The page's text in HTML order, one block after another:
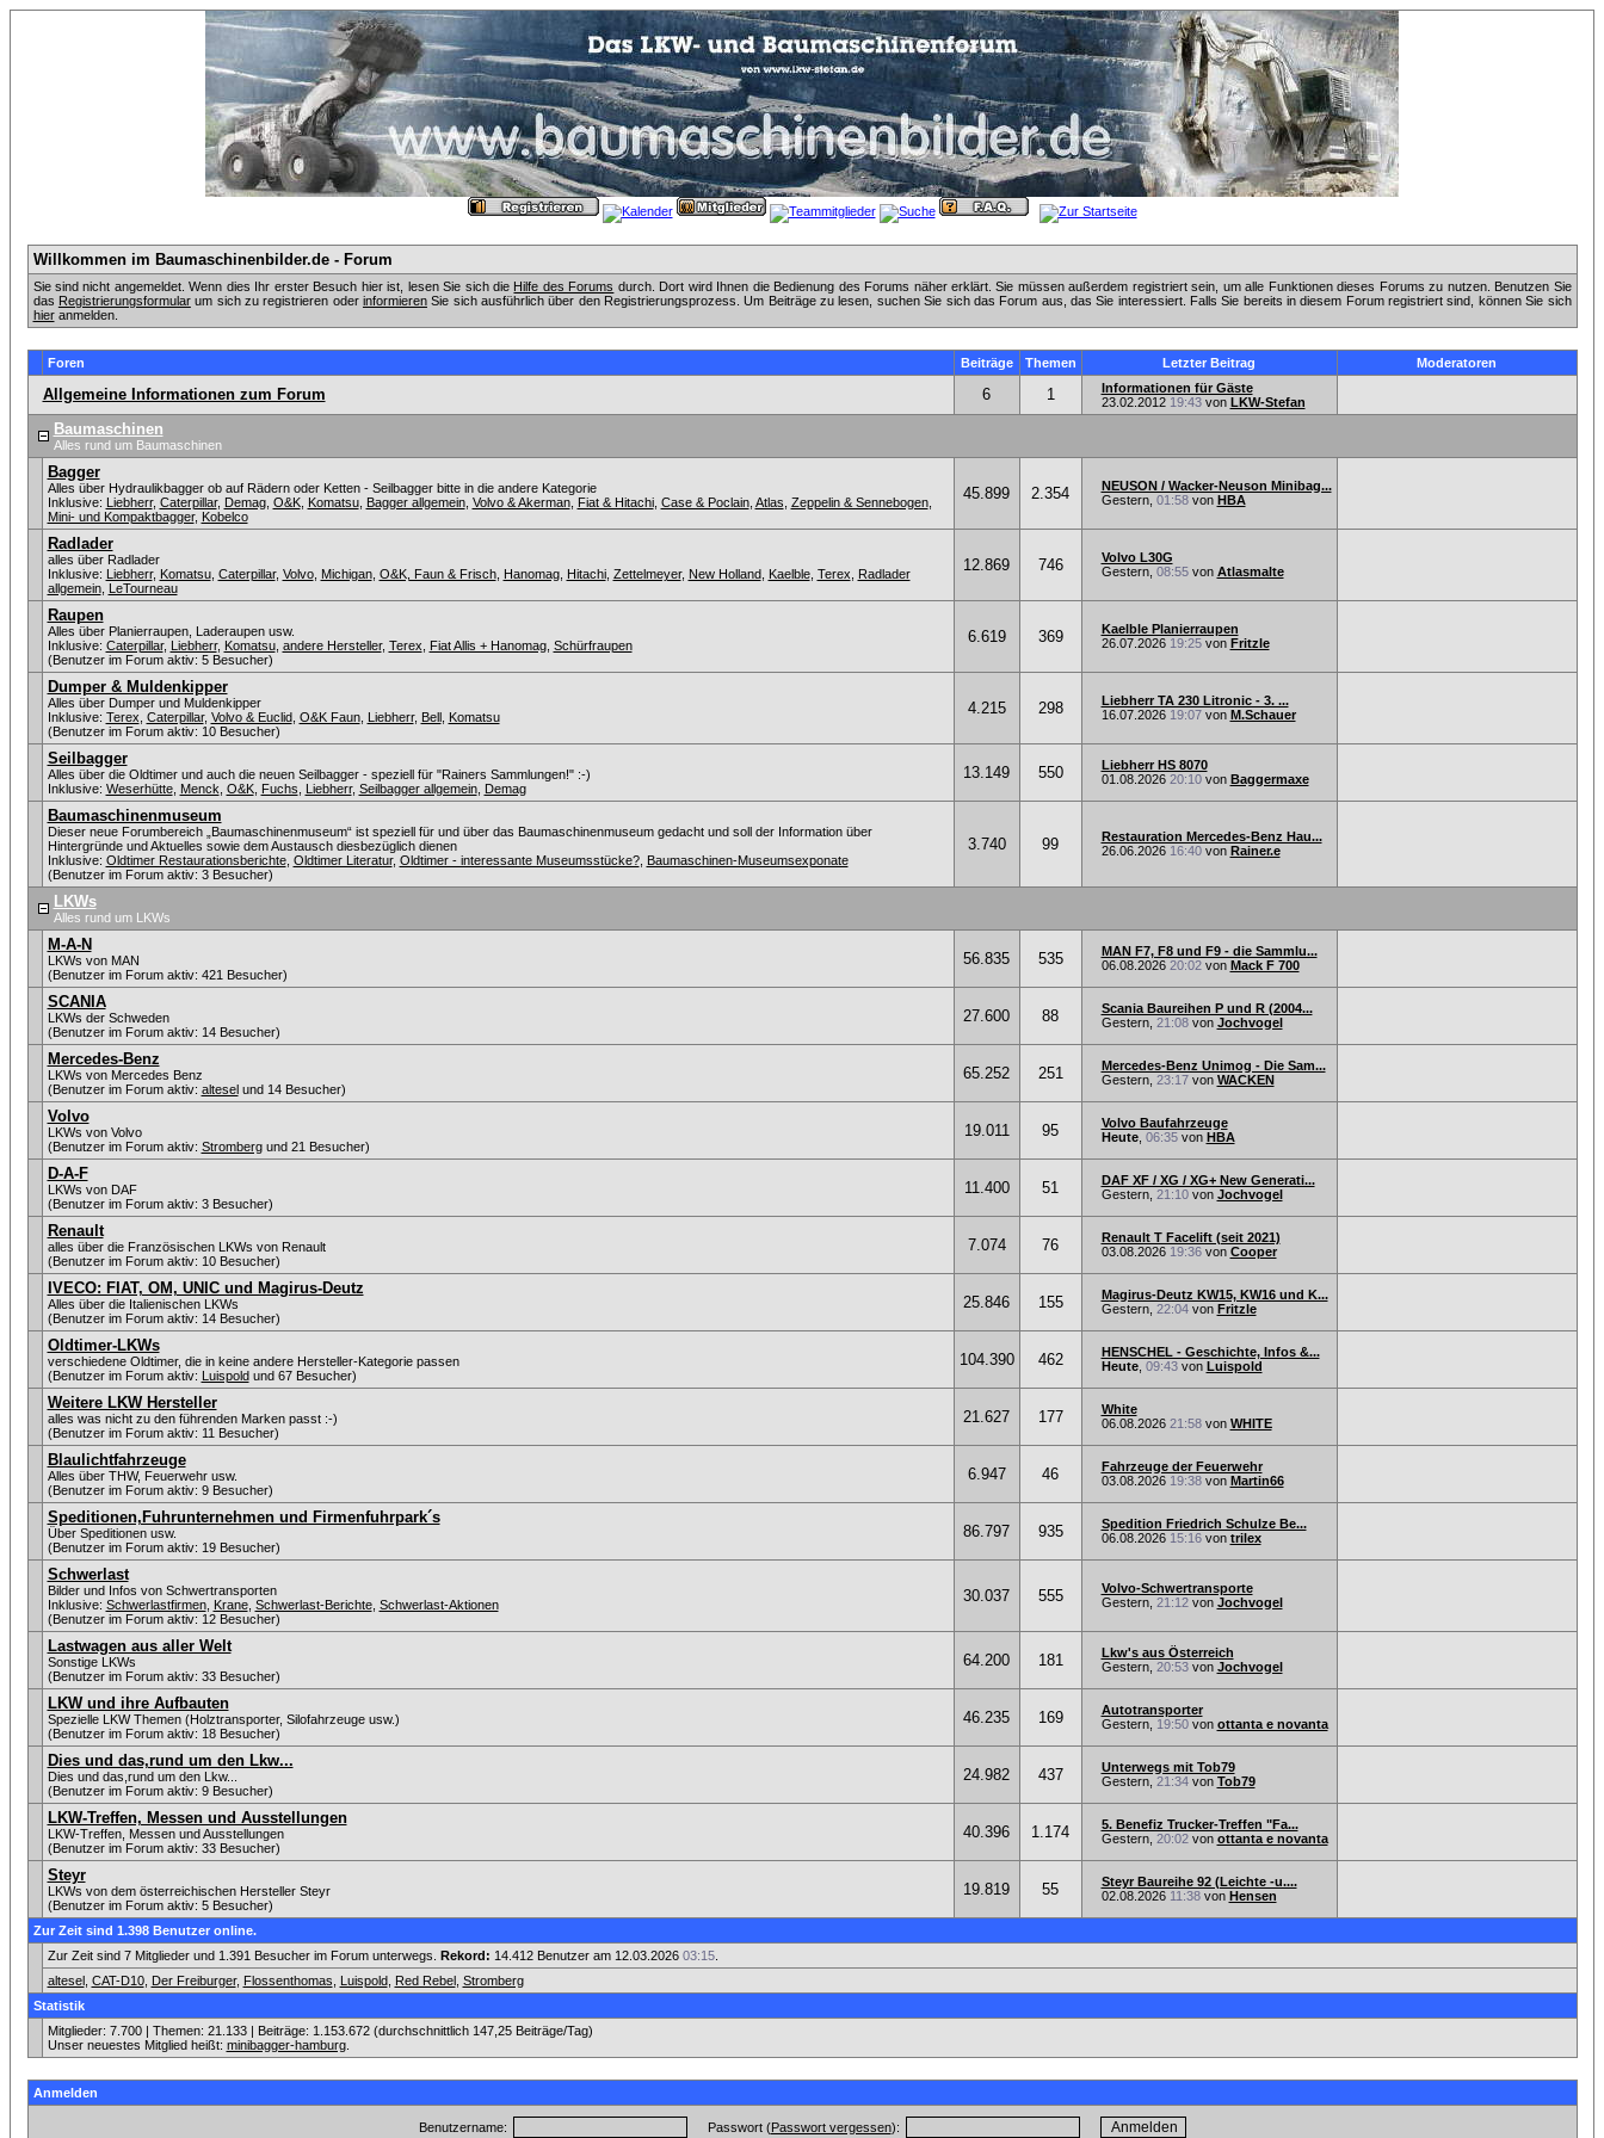
Willkommen im Baumaschinenbilder.de - Forum
Sie sind nicht angemeldet. Wenn dies Ihr erster Besuch hier ist, lesen Sie sich die Hilfe des Forums durch. Dort wird Ihnen die Bedienung des Forums näher erklärt. Sie müssen außerdem registriert sein, um alle Funktionen dieses Forums zu nutzen. Benutzen Sie
das Registrierungsformularum sich zu registrieren oder informierenSie sich ausführlich über den Registrierungsprozess. Um Beiträge zu lesen, suchen Sie sich das Forum aus, das Sie interessiert. Falls Sie bereits in diesem Forum registriert sind, können Sie sich
hieranmelden.
Foren Beiträge Themen Letzter Beitrag Moderatoren
Allgemeine Informationen zum Forum 6 1
Informationen für Gäste
23.02.2012 19:43von LKW-Stefan
Baumaschinen
Alles rund um Baumaschinen
Bagger
Alles über Hydraulikbagger ob auf Rädern oder Ketten - Seilbagger bitte in die andere Kategorie
Inklusive: Liebherr, Caterpillar, Demag, O&K, Komatsu, Bagger allgemein, Volvo & Akerman, Fiat & Hitachi, Case & Poclain, Atlas Zeppelin & Sennebogen,
Mini- und Kompaktbagger, Kobelco
45.899 2.354
NEUSON / Wacker-Neuson Minibag...
Gestern, 01:58von HBA
Radlader
alles über Radlader
Inklusive: Liebherr, Komatsu, Caterpillar, Volvo, Michigan, O&K, Faun & Frisch, Hanomag, Hitachi, Zettelmeyer, New Holland, Kaelble, Terex
Radlader
allgemein, LeTourneau
12.869 746
Volvo L30G
Gestern, 08:55von Atlasmalte
Raupen
Alles über Planierraupen, Laderaupen usw.
Inklusive: Caterpillar, Liebherr, Komatsu, andere Hersteller, Terex Fiat Allis + Hanomag, Schürfraupen
(Benutzer im Forum aktiv: 5 Besucher)
6.619 369
Kaelble Planierraupen
26.07.2026 19:25von Fritzle
Dumper & Muldenkipper
Alles über Dumper und Muldenkipper
Inklusive: Terex Caterpillar, Volvo & Euclid, O&K Faun, Liebherr, Bell, Komatsu
(Benutzer im Forum aktiv: 10 Besucher)
4.215 298
Liebherr TA 230 Litronic - 3. ...
16.07.2026 19:07von M.Schauer
Seilbagger
Alles über die Oldtimer und auch die neuen Seilbagger - speziell für "Rainers Sammlungen!" :-)
Inklusive: Weserhütte, Menck O&K, Fuchs Liebherr, Seilbagger allgemein, Demag
13.149 550
Liebherr HS 8070
01.08.2026 20:10von Baggermaxe
Baumaschinenmuseum
Dieser neue Forumbereich „Baumaschinenmuseum“ ist speziell für und über das Baumaschinenmuseum gedacht und soll der Information über
Hintergründe und Aktuelles sowie dem Austausch diesbezüglich dienen
Inklusive: Oldtimer Restaurationsberichte, Oldtimer Literatur, Oldtimer - interessante Museumsstücke?, Baumaschinen-Museumsexponate
(Benutzer im Forum aktiv: 3 Besucher)
3.740 99
Restauration Mercedes-Benz Hau...
26.06.2026 16:40von Rainer.e
LKWs
Alles rund um LKWs
M-A-N
LKWs von MAN
(Benutzer im Forum aktiv: 421 Besucher)
56.835 535
MAN F7, F8 und F9 - die Sammlu...
06.08.2026 20:02von Mack F 700
SCANIA
LKWs der Schweden
(Benutzer im Forum aktiv: 14 Besucher)
27.600 88
Scania Baureihen P und R (2004...
Gestern, 21:08von Jochvogel
Mercedes-Benz
LKWs von Mercedes Benz
(Benutzer im Forum aktiv: alteselund 14 Besucher)
65.252 251
Mercedes-Benz Unimog - Die Sam...
Gestern, 23:17von WACKEN
Volvo
LKWs von Volvo
(Benutzer im Forum aktiv: Strombergund 21 Besucher)
19.011 95
Volvo Baufahrzeuge
Heute, 06:35von HBA
D-A-F
LKWs von DAF
(Benutzer im Forum aktiv: 3 Besucher)
11.400 51
DAF XF / XG / XG+ New Generati...
Gestern, 21:10von Jochvogel
Renault
alles über die Französischen LKWs von Renault
(Benutzer im Forum aktiv: 10 Besucher)
7.074 76
Renault T Facelift (seit 2021)
03.08.2026 19:36von Cooper
IVECO: FIAT, OM, UNIC und Magirus-Deutz
Alles über die Italienischen LKWs
(Benutzer im Forum aktiv: 14 Besucher)
25.846 155
Magirus-Deutz KW15, KW16 und K...
Gestern, 22:04von Fritzle
Oldtimer-LKWs
verschiedene Oldtimer, die in keine andere Hersteller-Kategorie passen
(Benutzer im Forum aktiv: Luispoldund 67 Besucher)
104.390 462
HENSCHEL - Geschichte, Infos &...
Heute, 09:43von Luispold
Weitere LKW Hersteller
alles was nicht zu den führenden Marken passt :-)
(Benutzer im Forum aktiv: 11 Besucher)
21.627 177
White
06.08.2026 21:58von WHITE
Blaulichtfahrzeuge
Alles über THW, Feuerwehr usw.
(Benutzer im Forum aktiv: 9 Besucher)
6.947 46
Fahrzeuge der Feuerwehr
03.08.2026 19:38von Martin66
Speditionen,Fuhrunternehmen und Firmenfuhrpark´s
Über Speditionen usw.
(Benutzer im Forum aktiv: 19 Besucher)
86.797 935
Spedition Friedrich Schulze Be...
06.08.2026 15:16von trilex
Schwerlast
Bilder und Infos von Schwertransporten
Inklusive: Schwerlastfirmen, Krane, Schwerlast-Berichte, Schwerlast-Aktionen
(Benutzer im Forum aktiv: 12 Besucher)
30.037 555
Volvo-Schwertransporte
Gestern, 21:12von Jochvogel
Lastwagen aus aller Welt
Sonstige LKWs
(Benutzer im Forum aktiv: 33 Besucher)
64.200 181
Lkw's aus Österreich
Gestern, 20:53von Jochvogel
LKW und ihre Aufbauten
Spezielle LKW Themen (Holztransporter, Silofahrzeuge usw.)
(Benutzer im Forum aktiv: 18 Besucher)
46.235 169
Autotransporter
Gestern, 19:50von ottanta e novanta
Dies und das,rund um den Lkw...
Dies und das,rund um den Lkw...
(Benutzer im Forum aktiv: 9 Besucher)
24.982 437
Unterwegs mit Tob79
Gestern, 21:34von Tob79
LKW-Treffen, Messen und Ausstellungen
LKW-Treffen, Messen und Ausstellungen
(Benutzer im Forum aktiv: 33 Besucher)
40.396 1.174
5. Benefiz Trucker-Treffen "Fa...
Gestern, 20:02von ottanta e novanta
Steyr
LKWs von dem österreichischen Hersteller Steyr
(Benutzer im Forum aktiv: 5 Besucher)
19.819 55
Steyr Baureihe 92 (Leichte -u....
02.08.2026 11:38von Hensen
Zur Zeit sind 1.398 Benutzer online.
Zur Zeit sind 7 Mitglieder und 1.391 Besucher im Forum unterwegs. Rekord: 14.412 Benutzer am 12.03.2026 03:15.
altesel, CAT-D10, Der Freiburger, Flossenthomas Luispold, Red Rebel, Stromberg
Statistik
Mitglieder: 7.700 | Themen: 21.133 | Beiträge: 1.153.672 (durchschnittlich 147,25 Beiträge/Tag)
Unser neuestes Mitglied heißt: minibagger-hamburg.
Anmelden
Benutzername: Passwort (Passwort vergessen):